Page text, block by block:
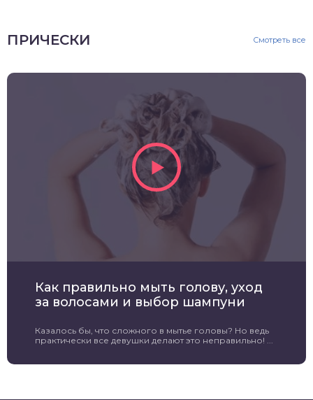
ПРИЧЕСКИ Смотреть все
Как правильно мыть голову, уход
за волосами и выбор шампуни
Казалось бы, что сложного в мытье головы? Но ведь
практически все девушки делают это неправильно! ...